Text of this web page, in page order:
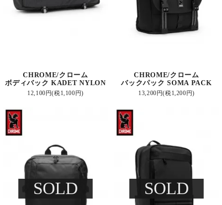
CHROME/クローム
ボディバック KADET NYLON
12,100円(税1,100円)
CHROME/クローム
バックパック SOMA PACK
13,200円(税1,200円)
SOLD SOLD